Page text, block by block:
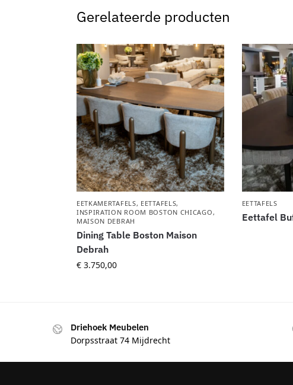
Gerelateerde producten
EETKAMERTAFELS, EETTAFELS,
INSPIRATION ROOM BOSTON CHICAGO ,
MAISON DEBRAH
Dining Table Boston Maison
Debrah
€3.750,00
EETTAFELS
Eettafel
Driehoek Meubelen
Dorpsstraat 74 Mijdrecht